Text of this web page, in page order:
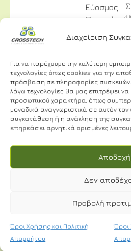
Διαχείριση
Για να παρέχουμε την καλύτερη
τεχνολογίες όπως cookies για την
πρόσβαση σε πληροφορίες συσκευών.
λόγω τεχνολογίες θα μας επιτρέψει
προσωπικού χαρακτήρα, όπως
μοναδικά αναγνωριστικά σε αυτόν
συγκατάθεση ή η ανάκληση της
επηρεάσει αρνητικά ορισμένες
Αποδοχή
Δεν
Προβολή
Όροι Χρήσης και Πολιτική
Απορρήτου
Όροι
Εύοσμος
2310
300
Έχω διαβάσει και
© 2024 | CROSSTECH All right
Cactus